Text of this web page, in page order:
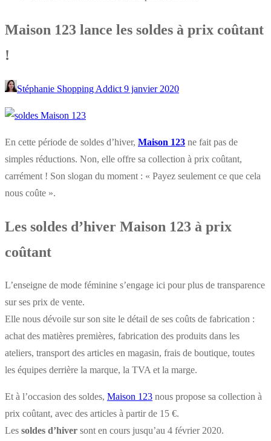
Maison 123 lance les soldes à prix coûtant
!
Stéphanie Shopping Addict 9 janvier 2020
En cette période de soldes d’hiver, Maison 123 ne fait pas de
simples réductions. Non, elle offre sa collection à prix coûtant,
carrément ! Son slogan du moment : « Payez seulement ce que cela
nous coûte ».
Les soldes d’hiver Maison 123 à prix
coûtant
L’enseigne de mode féminine s’engage ici pour plus de transparence
sur ses prix de vente.
Elle nous dévoile sur son site le détail de ses coûts de fabrication :
achat des matières premières, fabrication des produits dans les
ateliers, transport des articles en magasin, frais de boutique, toutes
les équipes derrière la marque, la TVA et la marge.
Et à l’occasion des soldes, Maison 123 nous propose sa collection à
prix coûtant, avec des articles à partir de 15 €.
Les soldes d’hiver sont en cours jusqu’au 4 février 2020.